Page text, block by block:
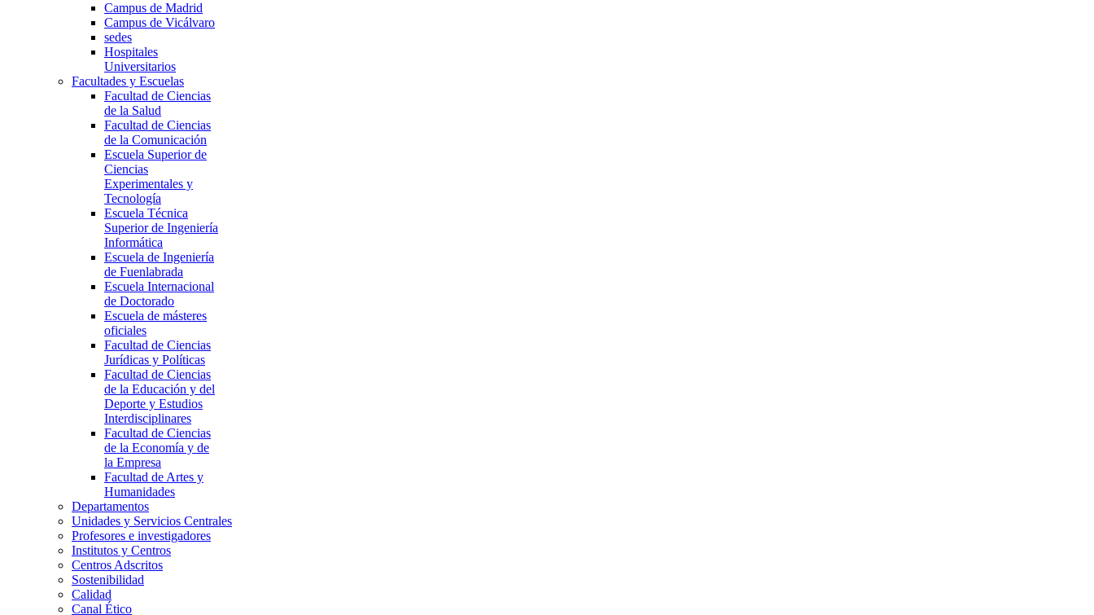
Campus de Madrid
Campus de Vicálvaro
sedes
Hospitales
Universitarios
Facultades y Escuelas
Facultad de Ciencias
de la Salud
Facultad de Ciencias
de la Comunicación
Escuela Superior de
Ciencias
Experimentales y
Tecnología
Escuela Técnica
Superior de Ingeniería
Informática
Escuela de Ingeniería
de Fuenlabrada
Escuela Internacional
de Doctorado
Escuela de másteres
oficiales
Facultad de Ciencias
Jurídicas y Políticas
Facultad de Ciencias
de la Educación y del
Deporte y Estudios
Interdisciplinares
Facultad de Ciencias
de la Economía y de
la Empresa
Facultad de Artes y
Humanidades
Departamentos
Unidades y Servicios Centrales
Profesores e investigadores
Institutos y Centros
Centros Adscritos
Sostenibilidad
Calidad
Canal Ético